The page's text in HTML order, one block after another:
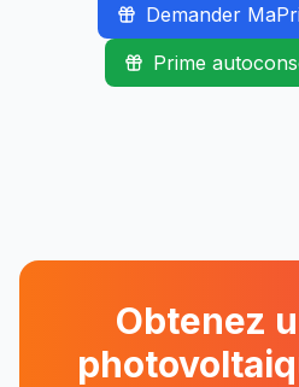
Demander
Prime
Obtenez